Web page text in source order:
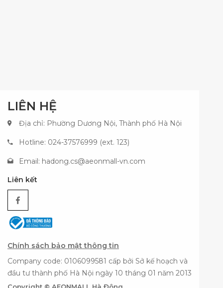
LIÊN HỆ
Địa chỉ: Phường Dương Nội, Thành phố Hà Nội
Hotline: 024-37576999 (ext. 123)
Email: hadong.cs@aeonmall-vn.com
Liên kết
Chính sách bảo mật thông tin
Company code: 0106099581 cấp bởi Sở kế hoạch và
đầu tư thành phố Hà Nội ngày 10 tháng 01 năm 2013